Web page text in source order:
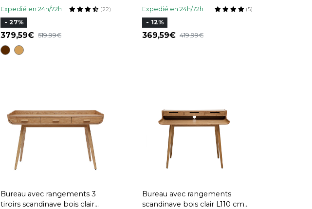
L120 cm CLEVER
Expedié en 24h/72h (22)
- 27%
379,59 519,99
cm HANDY
Expedié en 24h/72h (5)
- 12%
369,59 419,99
Bureau avec rangements 3
tiroirs scandinave bois clair
Bureau avec rangements
scandinave bois clair L110 cm